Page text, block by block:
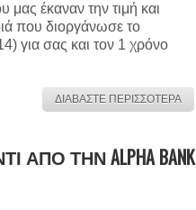
έκαναν την τιμή και
που διοργάνωσε το
για σας και τον 1 χρόνο
ΔΙΑΒΑΣΤΕ ΠΕΡΙΣΣΟΤΕΡΑ
ΑΠΟ ΤΗΝ ALPHA BANK